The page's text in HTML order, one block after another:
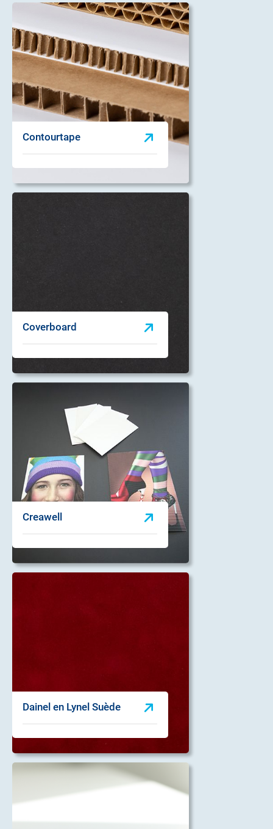
Contourtape
Coverboard
Creawell
Dainel en Lynel Suède